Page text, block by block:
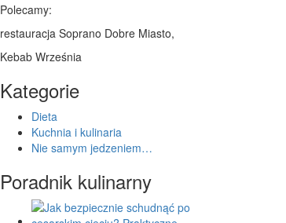
Polecamy:
restauracja Soprano Dobre Miasto,
Kebab Września
Kategorie
Dieta
Kuchnia i kulinaria
Nie samym jedzeniem…
Poradnik kulinarny